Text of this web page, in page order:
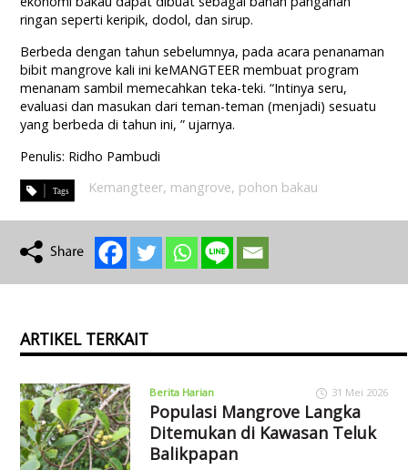
ringan seperti keripik, dodol, dan sirup.
Berbeda dengan tahun sebelumnya, pada acara penanaman
bibit mangrove kali ini keMANGTEER membuat program
menanam sambil memecahkan teka-teki. “Intinya seru,
evaluasi dan masukan dari teman-teman (menjadi) sesuatu
yang berbeda di tahun ini, ” ujarnya.
Penulis: Ridho Pambudi
Kemangteer, mangrove, pohon bakau
ARTIKEL TERKAIT
Berita Harian 31 Mei 2026
Populasi Mangrove Langka
Ditemukan di Kawasan Teluk
Balikpapan